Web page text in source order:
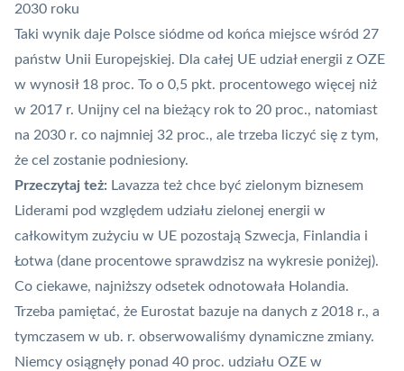
2030 roku
Taki wynik daje Polsce siódme od końca miejsce wśród 27
państw Unii Europejskiej. Dla całej UE udział energii z OZE
w wynosił 18 proc. To o 0,5 pkt. procentowego więcej niż
w 2017 r. Unijny cel na bieżący rok to 20 proc., natomiast
na 2030 r. co najmniej 32 proc., ale trzeba liczyć się z tym,
że cel zostanie podniesiony.
Przeczytaj też: Lavazza też chce być zielonym biznesem
Liderami pod względem udziału zielonej energii w
całkowitym zużyciu w UE pozostają Szwecja, Finlandia i
Łotwa (dane procentowe sprawdzisz na wykresie poniżej).
Co ciekawe, najniższy odsetek odnotowała Holandia.
Trzeba pamiętać, że Eurostat bazuje na danych z 2018 r., a
tymczasem w ub. r. obserwowaliśmy dynamiczne zmiany.
Niemcy osiągnęły ponad 40 proc. udziału OZE w